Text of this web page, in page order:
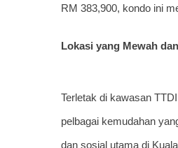
RM 383,900, kondo ini
Lokasi yang Mewah
Terletak di kawasan
pelbagai kemudahan
dan sosial utama di